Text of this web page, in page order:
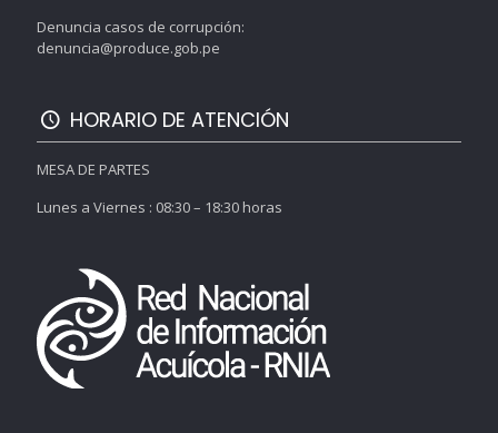
Denuncia casos de corrupción:
denuncia@produce.gob.pe
HORARIO DE ATENCIÓN
MESA DE PARTES
Lunes a Viernes : 08:30 – 18:30 horas